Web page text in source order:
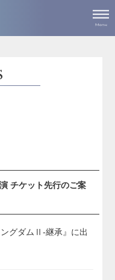
チケット先行のご案
グダムⅡ-継承』に出